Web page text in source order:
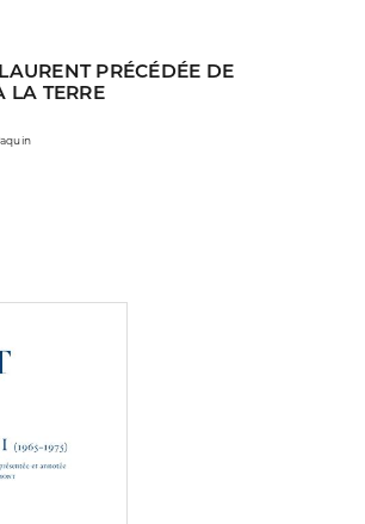
PRÉCÉDÉE DE
LA TERRE